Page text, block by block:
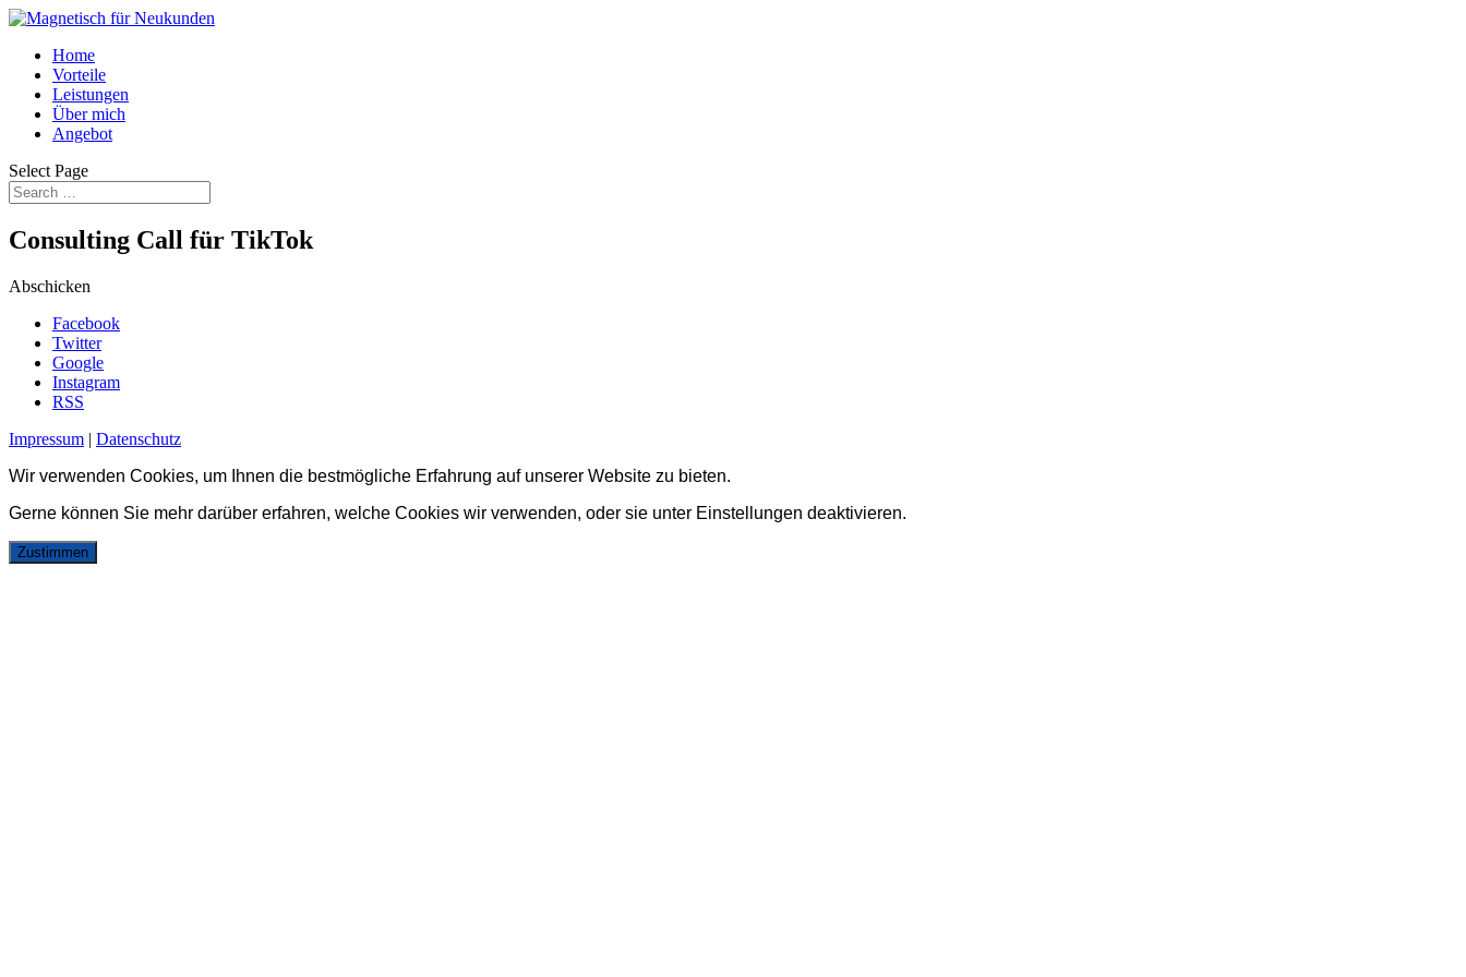
Home
Vorteile
Leistungen
Über mich
Angebot
Select Page
Consulting Call für TikTok
Abschicken
Facebook
Twitter
Google
Instagram
RSS
Impressum | Datenschutz
Wir verwenden Cookies, um Ihnen die bestmögliche Erfahrung auf unserer Website zu bieten.
Gerne können Sie mehr darüber erfahren, welche Cookies wir verwenden, oder sie unter Einstellungen deaktivieren.
Zustimmen